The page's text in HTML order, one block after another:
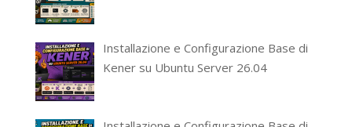
Installazione e Configurazione Base di
Kener su Ubuntu Server 26.04